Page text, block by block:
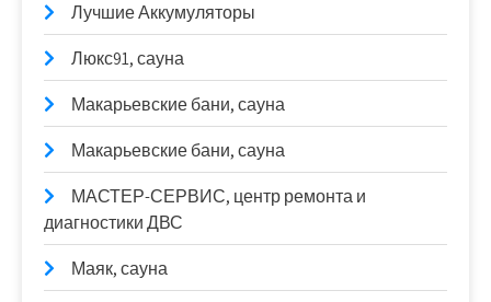
Лучшие Аккумуляторы
Люкс91, сауна
Макарьевские бани, сауна
Макарьевские бани, сауна
МАСТЕР-СЕРВИС, центр ремонта и
диагностики ДВС
Маяк, сауна